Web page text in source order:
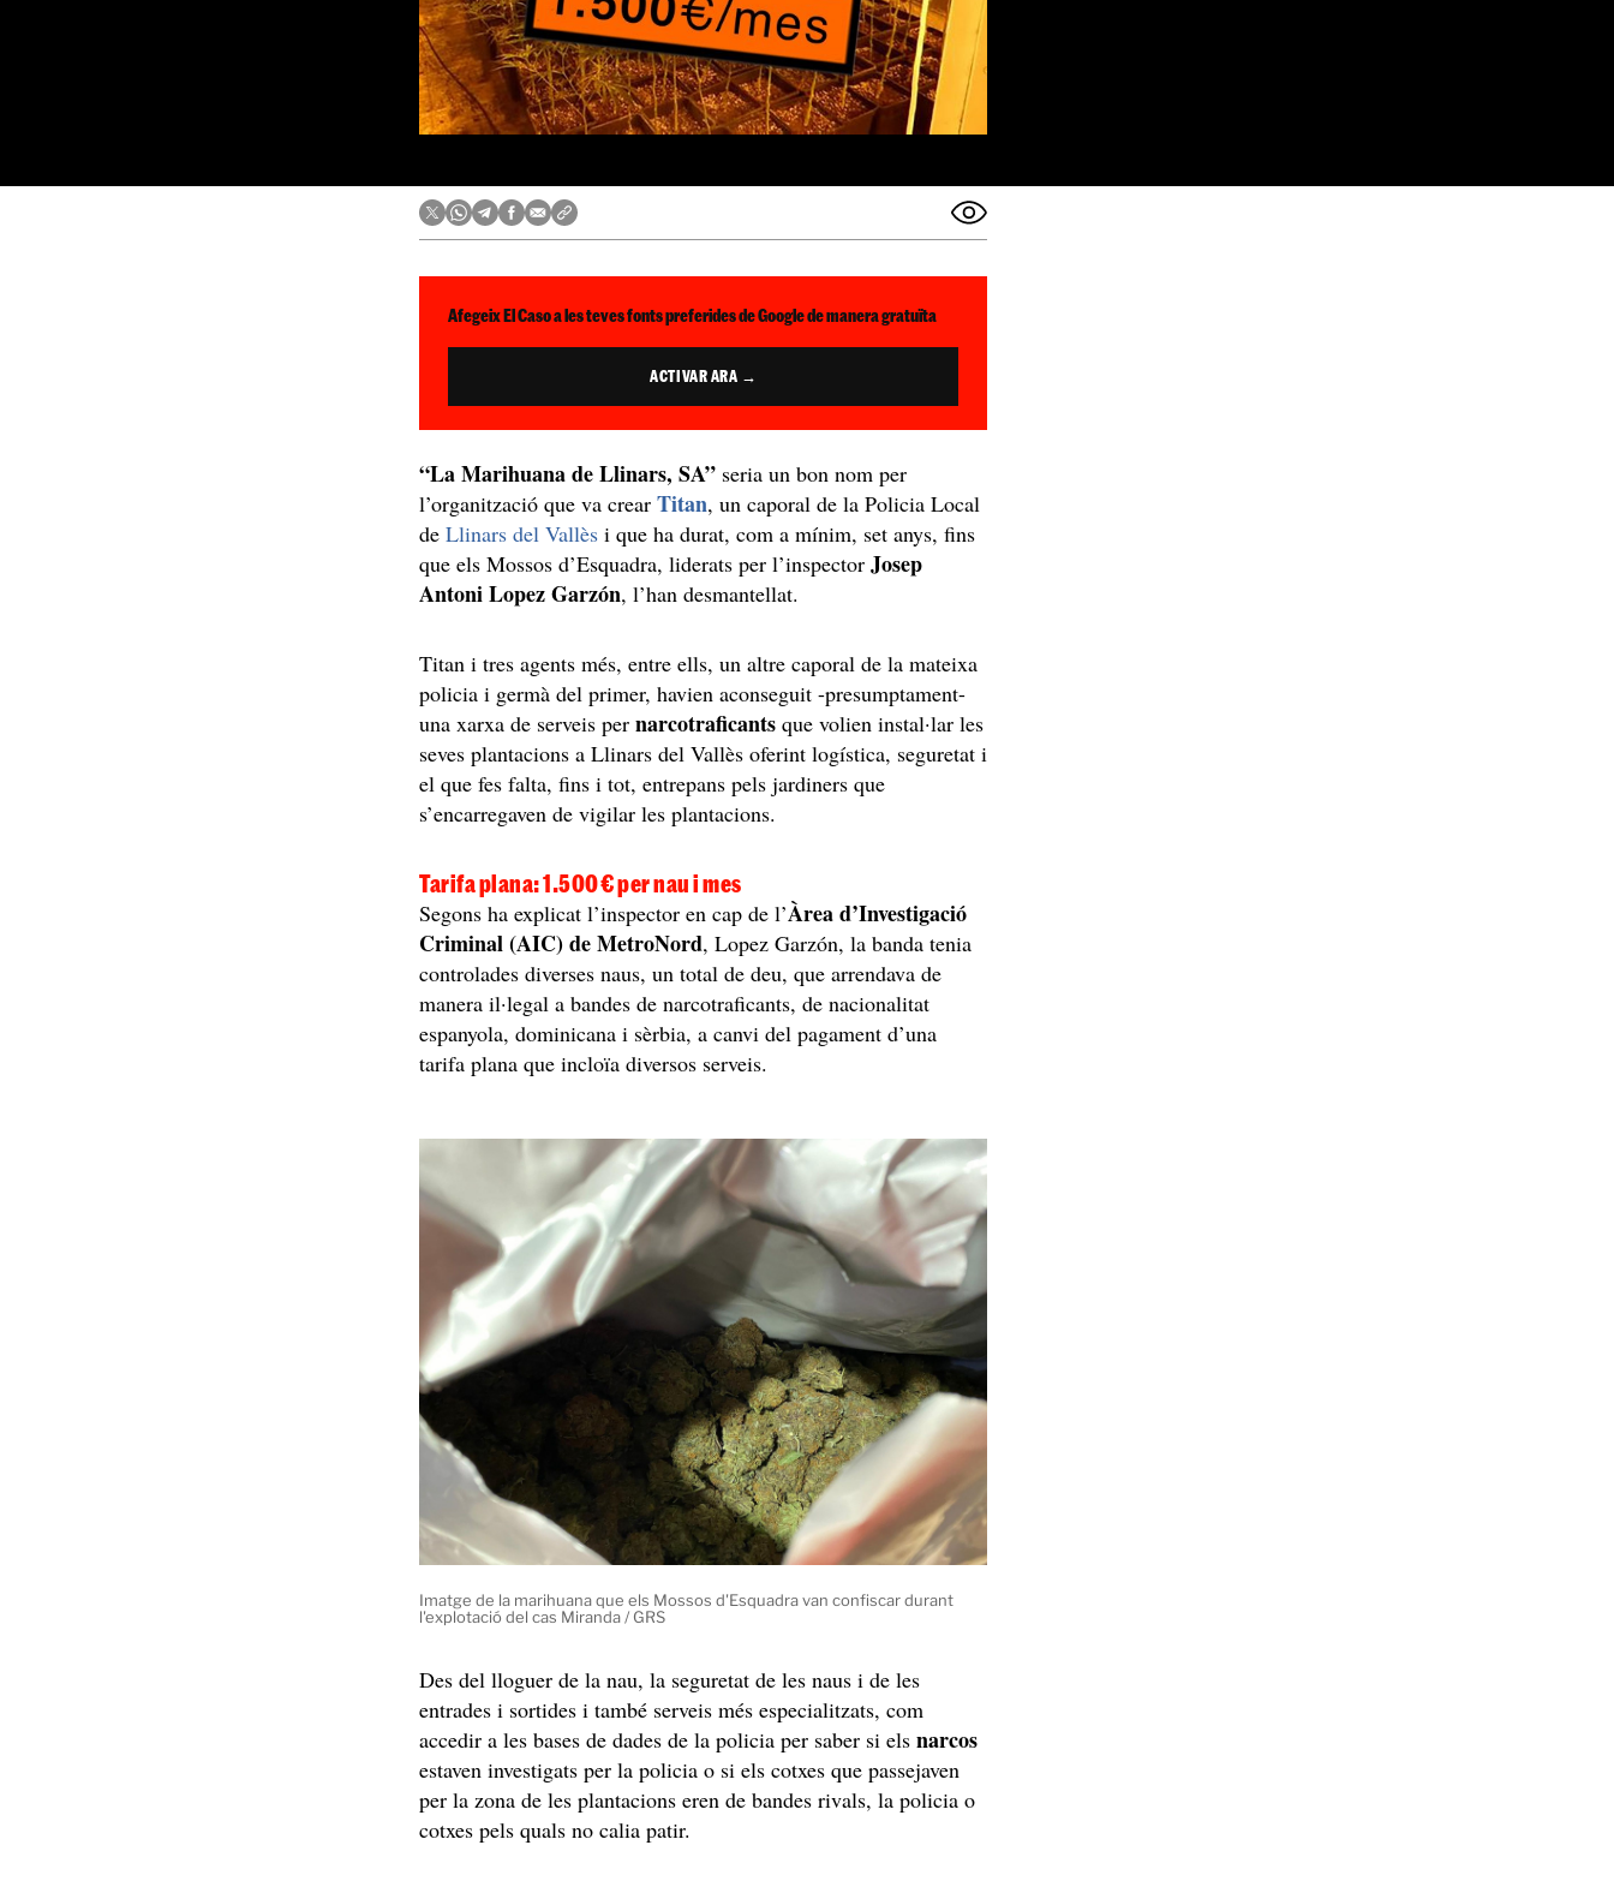
Afegeix El Caso a les teves fonts preferides de Google de manera gratuïta
ACTIVAR ARA →
“La Marihuana de Llinars, SA” seria un bon nom per
l’organització que va crearTitan, un caporal de la Policia Local
deLlinars del Vallès i que ha durat, com a mínim, set anys, fins
que els Mossos d’Esquadra, liderats per l’inspectorJosep
Antoni Lopez Garzón, l’han desmantellat.
Titan i tres agents més, entre ells, un altre caporal de la mateixa
policia i germà del primer, havien aconseguit -presumptament-
una xarxa de serveis pernarcotraficants que volien instal·lar les
seves plantacions a Llinars del Vallès oferint logística, seguretat i
el que fes falta, fins i tot, entrepans pels jardiners que
s’encarregaven de vigilar les plantacions.
Tarifa plana: 1.500 € per nau i mes
Segons ha explicat l’inspector en cap de l’Àrea d’Investigació
Criminal (AIC) de MetroNord, Lopez Garzón, la banda tenia
controlades diverses naus, un total de deu, que arrendava de
manera il·legal a bandes de narcotraficants, de nacionalitat
espanyola, dominicana i sèrbia, a canvi del pagament d’una
tarifa plana que incloïa diversos serveis.
Imatge de la marihuana que els Mossos d'Esquadra van confiscar durant
l'explotació del cas Miranda / GRS
Des del lloguer de la nau, la seguretat de les naus i de les
entrades i sortides i també serveis més especialitzats, com
accedir a les bases de dades de la policia per saber si elsnarcos
estaven investigats per la policia o si els cotxes que passejaven
per la zona de les plantacions eren de bandes rivals, la policia o
cotxes pels quals no calia patir.